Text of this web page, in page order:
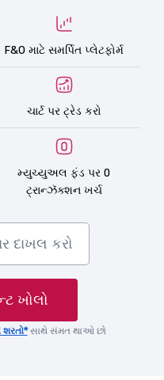
F&O માટે સમર્પિત પ્લેટફોર્મ
ચાર્ટ પર ટ્રેડ કરો
મ્યુચ્યુઅલ ફંડ પર 0
ટ્રાન્ઝૅક્શન ખર્ચ
ખોલો
સાથે સંમત થાઓ છો